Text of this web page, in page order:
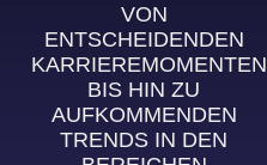
VON
ENTSCHEIDENDEN
KARRIEREMOMENTEN
BIS HIN ZU
AUFKOMMENDEN
TRENDS IN DEN